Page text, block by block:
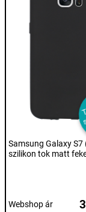
Samsung Galaxy S7
szilikon tok matt
Webshop ár